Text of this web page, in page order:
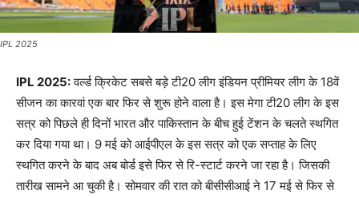
IPL 2025
IPL 2025:वर्ल्ड क्रिकेट सबसे बड़े टी20 लीग इंडियन प्रीमियर लीग के 18वें
सीजन का कारवां एक बार फिर से शुरू होने वाला है। इस मेगा टी20 लीग के इस
सत्र को पिछले ही दिनों भारत और पाकिस्तान के बीच हुई टेंशन के चलते स्थगित
कर दिया गया था। 9 मई को आईपीएल के इस सत्र को एक सप्ताह के लिए
स्थगित करने के बाद अब बोर्ड इसे फिर से रि-स्टार्ट करने जा रहा है। जिसकी
तारीख सामने आ चुकी है। सोमवार की रात को बीसीसीआई ने 17 मई से फिर से